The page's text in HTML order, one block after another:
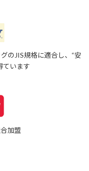
のJIS規格に適合し、“安
ています
加盟